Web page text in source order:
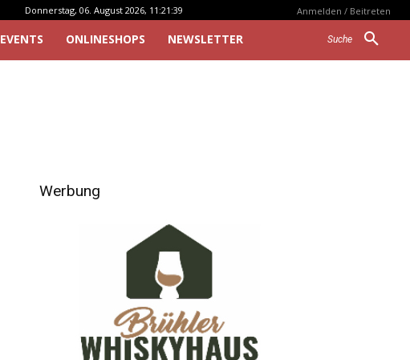
Donnerstag, 06. August 2026, 11:21:39 Anmelden / Beitreten
Suche
EVENTS ONLINESHOPS NEWSLETTER
Werbung